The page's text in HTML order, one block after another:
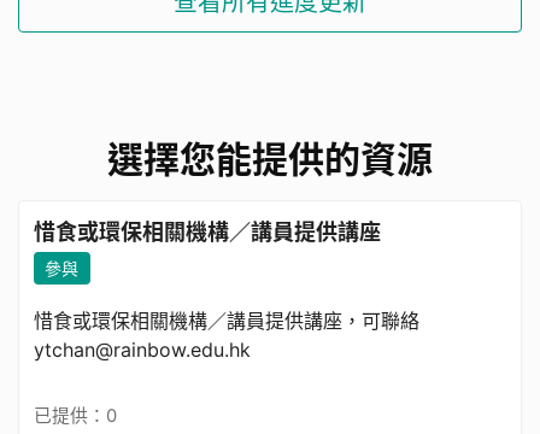
選擇您能提供的資源
惜食或環保相關機構／講員提供講座
參與
惜食或環保相關機構／講員提供講座，可聯絡
ytchan@rainbow.edu.hk
已提供：0